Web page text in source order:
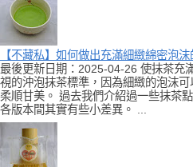
【不藏私】如何做出充滿細緻綿密泡
最後更新日期：2025-04-26 使抹茶充
視的沖泡抹茶標準，因為細緻的泡沫
柔順甘美。 過去我們介紹過一些抹茶
各版本間其實有些小差異。 ...